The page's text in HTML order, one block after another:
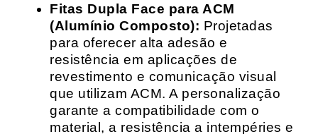
Fitas Dupla Face para ACM
(Alumínio Composto): Projetadas
para oferecer alta adesão e
resistência em aplicações de
revestimento e comunicação visual
que utilizam ACM. A personalização
garante a compatibilidade com o
material, a resistência a intempéries e